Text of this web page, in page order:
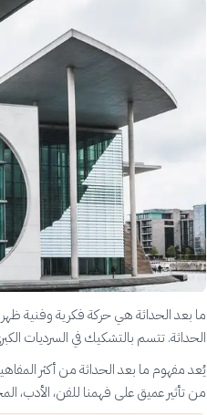
ما بعد الحداثة هي حركة فكرية وفنية
الحداثة. تتسم بالتشكيك في السرديات
يُعد مفهوم ما بعد الحداثة من أكثر
من تأثير عميق على فهمنا للفن، الأدب،